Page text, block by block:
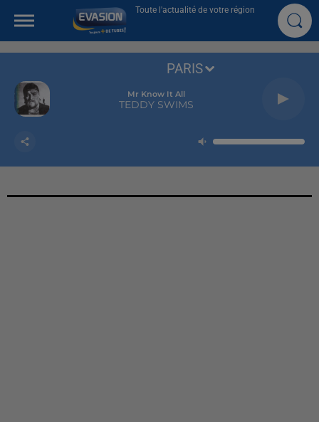
Toute l'actualité de votre région
Mr Know It All
TEDDY SWIMS
PARIS